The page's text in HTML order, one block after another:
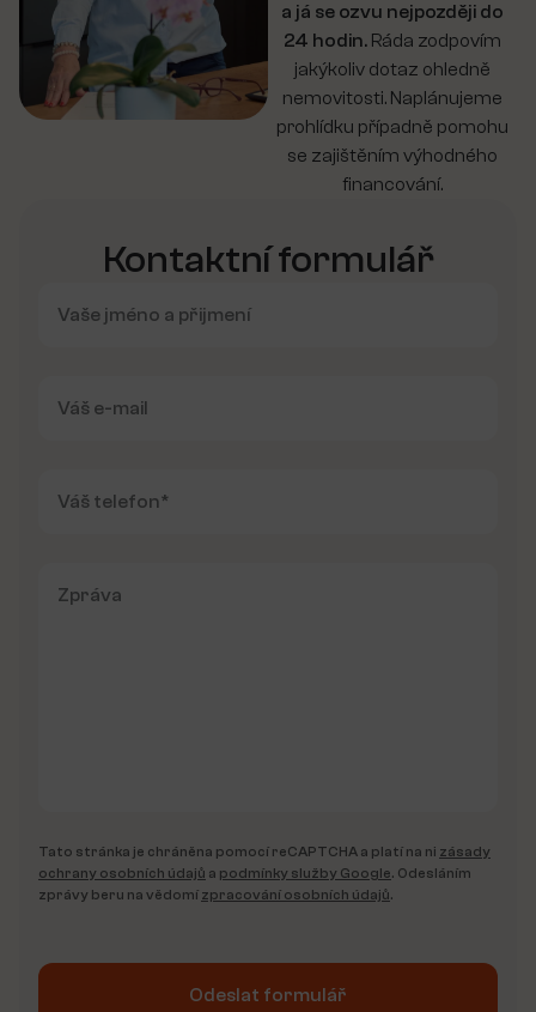
a já se ozvu nejpozději do
24 hodin. Ráda zodpovím
jakýkoliv dotaz ohledně
nemovitosti. Naplánujeme
prohlídku případně pomohu
se zajištěním výhodného
financování.
Kontaktní formulář
Tato stránka je chráněna pomocí reCAPTCHA a platí na ni zásady
ochrany osobních údajů a podmínky služby Google. Odesláním
zprávy beru na vědomí zpracování osobních údajů.
Odeslat formulář